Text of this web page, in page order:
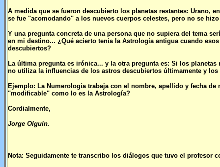
A medida que se fueron descubierto los planetas restantes: Urano,
se fue "acomodando" a los nuevos cuerpos celestes, pero no se
Y una pregunta concreta de una persona que no supiera del tema
en mi destino... ¿Qué acierto tenía la Astrología antigua cuando
descubiertos?
La última pregunta es irónica... y la otra pregunta es: Si los
no utiliza la influencias de los astros descubiertos últimamente y
Ejemplo: La Numerología trabaja con el nombre, apellido y fecha
"modificable" como lo es la Astrología?
Cordialmente,
Jorge Olguín.
Nota: Seguidamente te transcribo los diálogos que tuvo el profesor